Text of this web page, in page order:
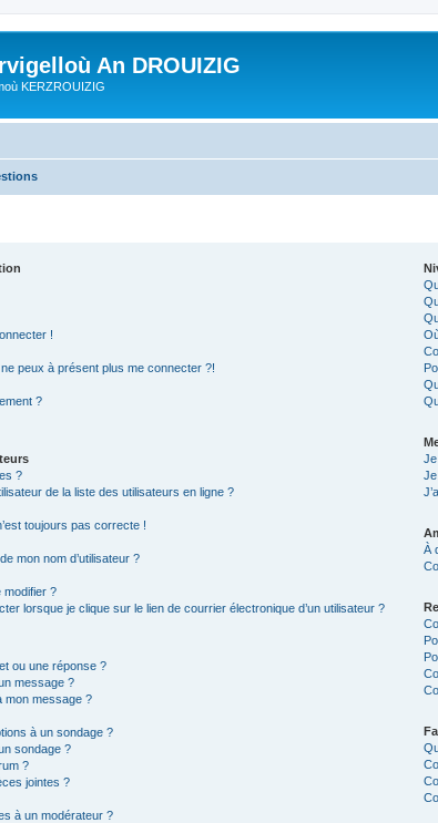
An DROUIZIG
KERZROUIZIG
!
peux à présent plus me connecter ?!
?
?
de la liste des utilisateurs en ligne ?
toujours pas correcte !
mon nom d’utilisateur ?
modifier ?
lorsque je clique sur le lien de courrier électronique d’un utilisateur ?
ou une réponse ?
message ?
mon message ?
à un sondage ?
sondage ?
?
jointes ?
à un modérateur ?
À